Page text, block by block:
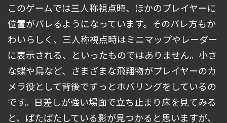
このゲームでは三人称視点時、ほかのプレイヤーに
位置がバレるようになっています。そのバレ方もか
わいらしく、三人称視点時はミニマップやレーダー
に表示される、といったものではありません。小さ
な蝶や鳥など、さまざまな飛翔物がプレイヤーのカ
メラ役として背後でずっとホバリングをしているの
です。日差しが強い場面で立ち止まり床を見てみる
と、ぱたぱたしている影が見つかると思いますが、